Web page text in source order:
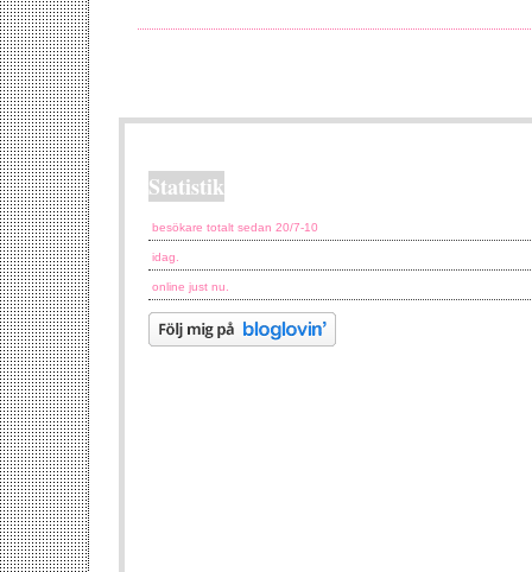
Statistik
besökare totalt sedan 20/7-10
idag.
online just nu.